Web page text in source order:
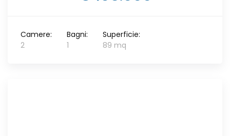
Camere:
2
Bagni:
1
Superficie:
89 mq